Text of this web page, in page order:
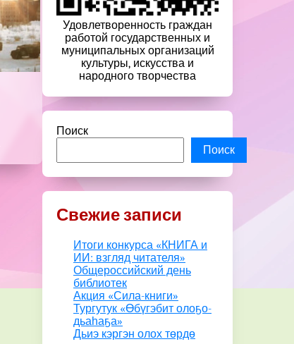
Удовлетворенность граждан
работой государственных и
муниципальных организаций
культуры, искусства и
народного творчества
Поиск
Поиск
Свежие записи
Итоги конкурса «КНИГА и
ИИ: взгляд читателя»
Общероссийский день
библиотек
Акция «Сила-книги»
Тургутук «Өбүгэбит олоҕо-
дьаһаҕа»
Дьиэ кэргэн олох төрдө